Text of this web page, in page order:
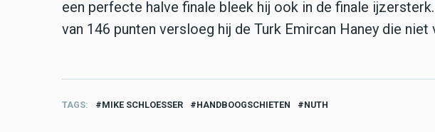
een perfecte halve finale bleek hij ook in de finale
van 146 punten versloeg hij de Turk Emircan Haney die niet
TAGS MIKE SCHLOESSER HANDBOOGSCHIETEN NUTH